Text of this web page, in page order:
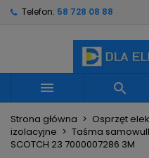
Telefon: 58 728 08 88
 
Strona główna Osprzęt
izolacyjne
Taśma
SCOTCH 23 7000007286 3M
Utwórz nową listę
Nazwa listy życzeń
Musisz być zalogowany
swojej liście życzeń.